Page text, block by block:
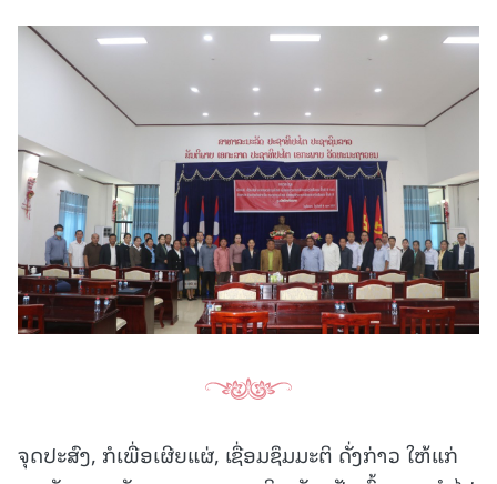
ຈຸດປະສົງ, ກໍເພື່ອເຜີຍແຜ່, ເຊື່ອມຊຶມມະຕິ ດັ່ງກ່າວ ໃຫ້ແກ່